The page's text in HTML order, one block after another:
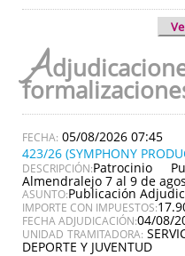
A
05/08/2026 07:45
423/26 (SYMPHONY
DESCRIPCIÓN:Patrocinio
Almendralejo 7 al 9 de
ASUNTO:Publicación
IMPORTE CON IMPUESTOS:
FECHA ADJUDICACIÓN:04/08/
UNIDAD TRAMITADORA:
DEPORTE Y JUVENTUD